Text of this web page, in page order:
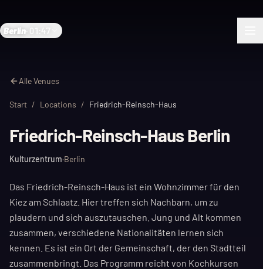
Berlin 01:47
Alle Venues
Start / Locations / Friedrich-Reinsch-Haus
Friedrich-Reinsch-Haus Berlin
Kulturzentrum·Berlin
Das Friedrich-Reinsch-Haus ist ein Wohnzimmer für den
Kiez am Schlaatz. Hier treffen sich Nachbarn, um zu
plaudern und sich auszutauschen. Jung und Alt kommen
zusammen, verschiedene Nationalitäten lernen sich
kennen. Es ist ein Ort der Gemeinschaft, der den Stadtteil
zusammenbringt. Das Programm reicht von Kochkursen